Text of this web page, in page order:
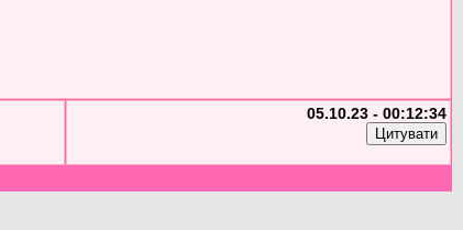
05.10.23 - 00:12:34